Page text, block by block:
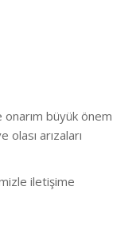
onarım büyük önem
arızaları
iletişime